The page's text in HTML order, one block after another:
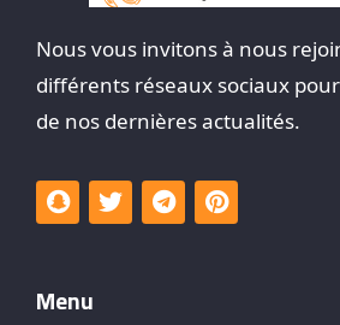
Nous vous invitons à nous
différents réseaux sociaux
de nos dernières actualités.
Menu